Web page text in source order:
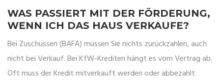
WAS PASSIERT MIT DER FÖRDERUNG,
WENN ICH DAS HAUS VERKAUFE?
Bei Zuschüssen (BAFA) müssen Sie nichts zurückzahlen, auch
nicht bei Verkauf. Bei KfW-Krediten hängt es vom Vertrag ab.
Oft muss der Kredit mitverkauft werden oder abbezahlt